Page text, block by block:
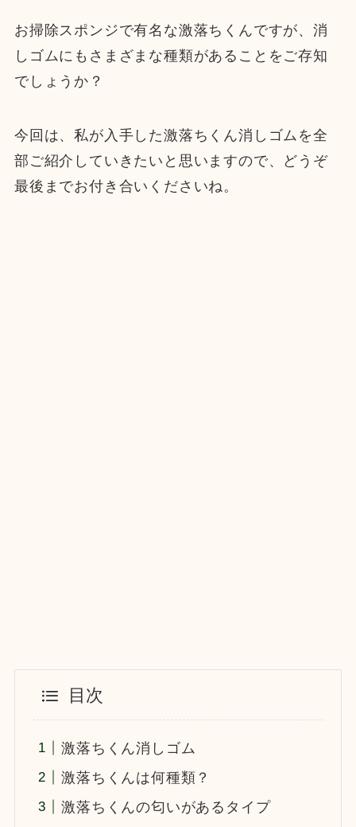
お掃除スポンジで有名な激落ちくんですが、消
しゴムにもさまざまな種類があることをご存知
でしょうか？
今回は、私が入手した激落ちくん消しゴムを全
部ご紹介していきたいと思いますので、どうぞ
最後までお付き合いくださいね。
目次
激落ちくん消しゴム
激落ちくんは何種類？
激落ちくんの匂いがあるタイプ